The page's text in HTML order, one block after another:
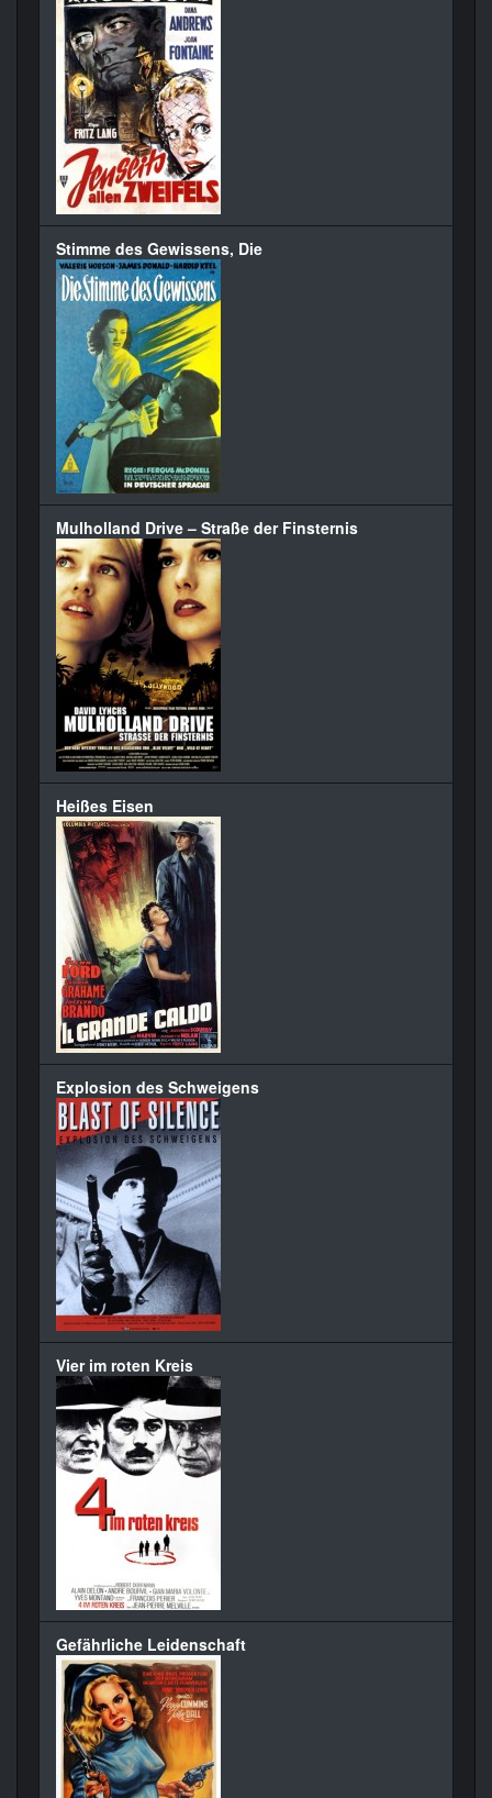
Stimme des Gewissens, Die
Mulholland Drive – Straße der Finsternis
Heißes Eisen
Explosion des Schweigens
Vier im roten Kreis
Gefährliche Leidenschaft